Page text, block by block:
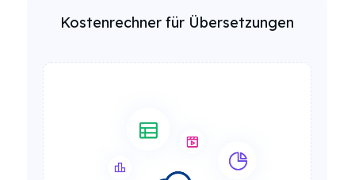
Kostenrechner für Übersetzungen